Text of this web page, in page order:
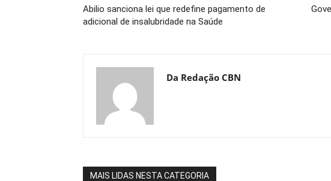
Abilio sanciona lei que redefine pagamento de
adicional de insalubridade na Saúde
Da Redação CBN
MAIS LIDAS NESTA CATEGORIA